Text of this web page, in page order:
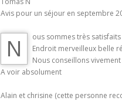
Avis pour un séjour en septembre
N
ous sommes très
Endroit merveilleux belle
Nous conseillons
A voir absolument
Alain et chrisine (cette personne